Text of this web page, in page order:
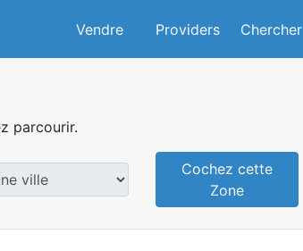
Vendre Providers Chercher
parcourir.
Cochez cette
Zone